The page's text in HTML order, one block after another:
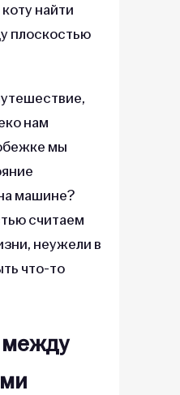
найти
плоскостью
нам
мы
машине?
считаем
неужели в
что-то
между